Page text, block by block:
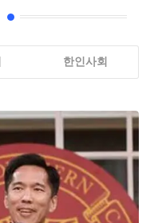
한인사회